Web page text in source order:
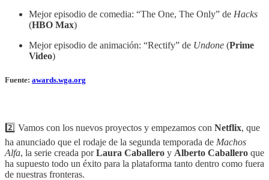
Mejor episodio de comedia: “The One, The Only” de Hacks
(HBO Max)
Mejor episodio de animación: “Rectify” de Undone (Prime
Video)
Fuente: awards.wga.org
2️⃣ Vamos con los nuevos proyectos y empezamos con Netflix, que
ha anunciado que el rodaje de la segunda temporada de Machos
Alfa, la serie creada porLaura Caballero y Alberto Caballero que
ha supuesto todo un éxito para la plataforma tanto dentro como fuera
de nuestras fronteras.